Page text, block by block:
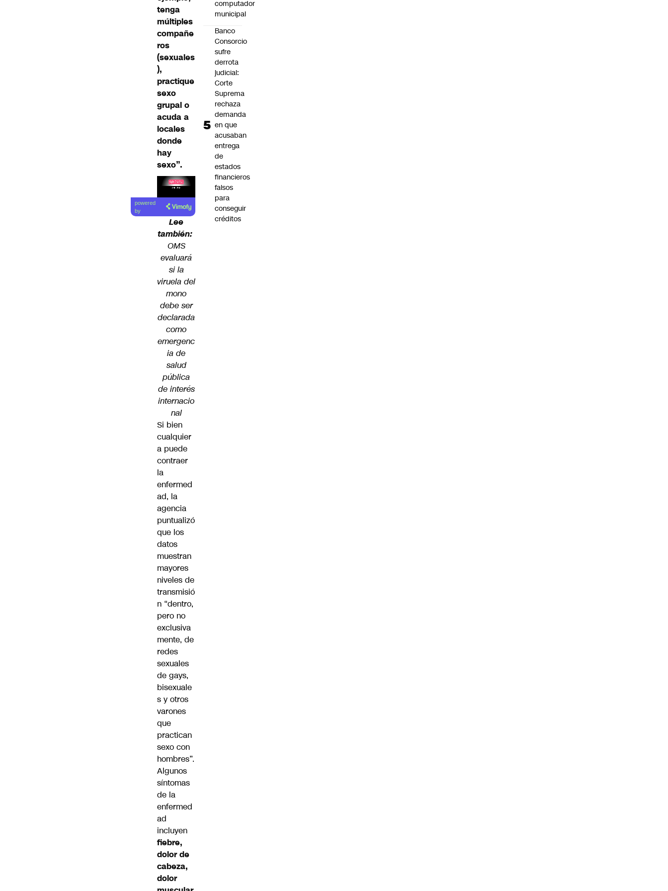
tenga
múltiples
compañe
ros
(sexuales
),
practique
sexo
grupal o
acuda a
locales
donde
hay
sexo”.
Lea el
artículo
powered
by
Lee
también:
OMS
evaluará
si la
viruela del
mono
debe ser
declarada
como
emergenc
ia de
salud
pública
de interés
internacio
nal
Si bien
cualquier
a puede
contraer
la
enfermed
ad, la
agencia
puntualizó
que los
datos
muestran
mayores
niveles de
transmisió
n “dentro,
pero no
exclusiva
mente, de
redes
sexuales
de gays,
bisexuale
s y otros
varones
que
practican
sexo con
hombres”.
Algunos
síntomas
de la
enfermed
ad
incluyen
fiebre,
dolor de
cabeza,
dolor
computador
municipal
Banco
Consorcio
sufre
derrota
judicial:
Corte
Suprema
rechaza
demanda
en que
acusaban
entrega
de
estados
financieros
falsos
para
conseguir
créditos